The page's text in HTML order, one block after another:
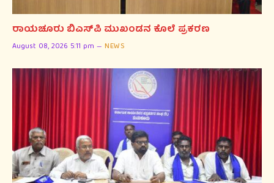
ರಾಯಚೂರು ಬಿಎಸ್‌ಪಿ ಮುಖಂಡನ ಕೊಲೆ ಪ್ರಕರಣ
August 08, 2026 5:11 pm NEWS